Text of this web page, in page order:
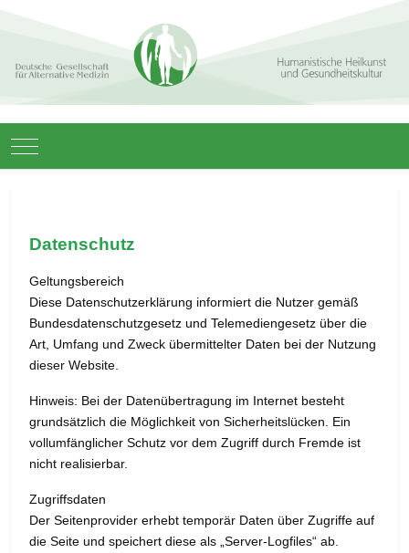
Mobile Menu Toggle
Datenschutz
Geltungsbereich
Diese Datenschutzerklärung informiert die Nutzer gemäß
Bundesdatenschutzgesetz und Telemediengesetz über die
Art, Umfang und Zweck übermittelter Daten bei der Nutzung
dieser Website.
Hinweis: Bei der Datenübertragung im Internet besteht
grundsätzlich die Möglichkeit von Sicherheitslücken. Ein
vollumfänglicher Schutz vor dem Zugriff durch Fremde ist
nicht realisierbar.
Zugriffsdaten
Der Seitenprovider erhebt temporär Daten über Zugriffe auf
die Seite und speichert diese als „Server-Logfiles“ ab.